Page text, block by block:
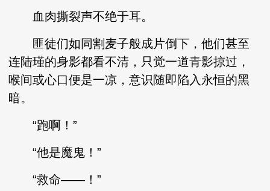
血肉撕裂声不绝于耳。
匪徒们如同割麦子般成片倒下，他们甚至
连陆瑾的身影都看不清，只觉一道青影掠过，
喉间或心口便是一凉，意识随即陷入永恒的黑
暗。
“跑啊！”
“他是魔鬼！”
“救命——！”